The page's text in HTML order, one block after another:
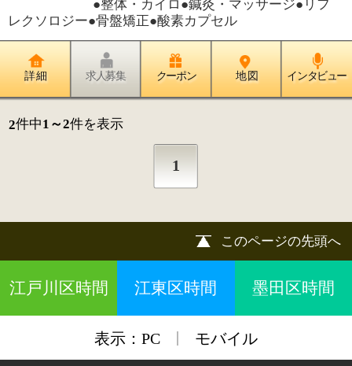
江東区時間 墨田区時間
表示：PC|モバイル
© 2013 art blue Inc.